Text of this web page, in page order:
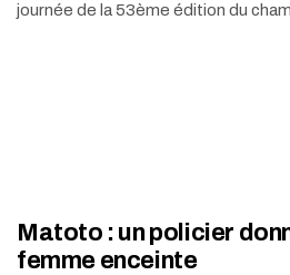
journée de la 53ème édition du
Matoto : un policier
femme enceinte